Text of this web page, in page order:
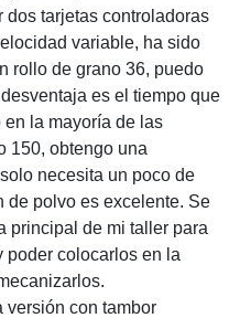
dos tarjetas controladoras
variable, ha sido
rollo de grano 36, puedo
es el tiempo que
en la mayoría de las
150, obtengo una
necesita un poco de
de polvo es excelente. Se
principal de mi taller para
poder colocarlos en la
versión con tambor